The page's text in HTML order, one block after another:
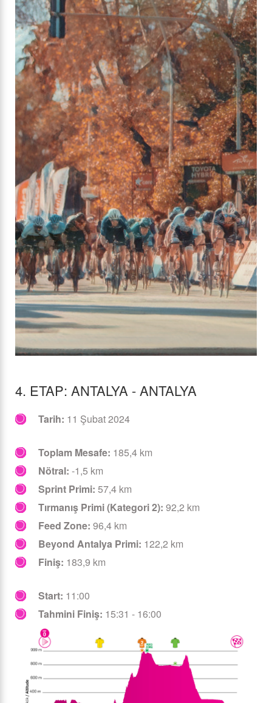
4. ETAP: ANTALYA - ANTALYA
Tarih: 11 Şubat 2024
Toplam Mesafe: 185,4 km
Nötral: -1,5 km
Sprint Primi: 57,4 km
Tırmanış Primi (Kategori 2): 92,2 km
Feed Zone: 96,4 km
Beyond Antalya Primi: 122,2 km
Finiş: 183,9 km
Start: 11:00
Tahmini Finiş: 15:31 - 16:00